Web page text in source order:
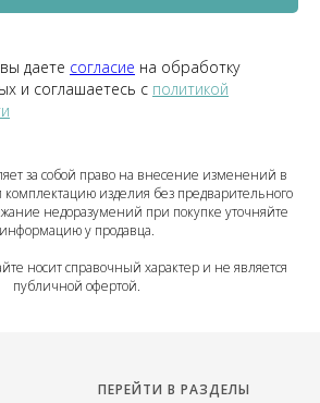
даете согласие на обработку
и соглашаетесь c политикой
за собой право на внесение изменений в
изделия без предварительного
недоразумений при покупке уточняйте
информацию у продавца.
носит справочный характер и не является
публичной офертой.
ПЕРЕЙТИ В РАЗДЕЛЫ